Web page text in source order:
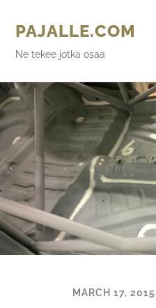
PAJALLE.COM
Ne tekee jotka osaa
MARCH 17, 2015